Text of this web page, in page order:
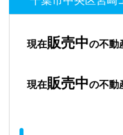
現在販売中の不動
現在販売中の不動